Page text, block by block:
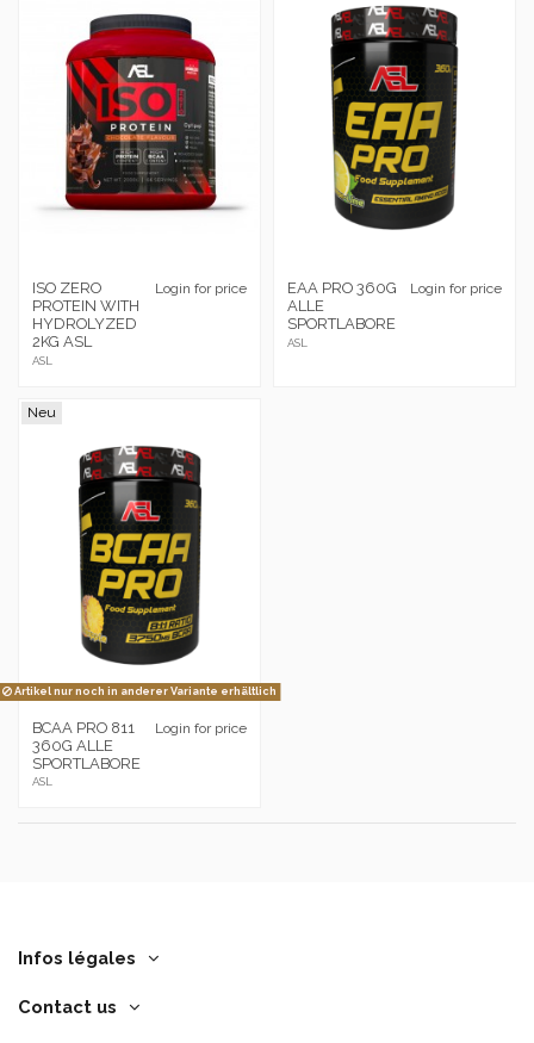
ISO ZERO
PROTEIN WITH
HYDROLYZED
2KG ASL
ASL
Login for price
EAA PRO 360G
ALLE
SPORTLABORE
ASL
Login for price
Neu
Artikel nur noch in anderer Variante erhältlich
BCAA PRO 811
360G ALLE
SPORTLABORE
ASL
Login for price
Infos légales
Contact us